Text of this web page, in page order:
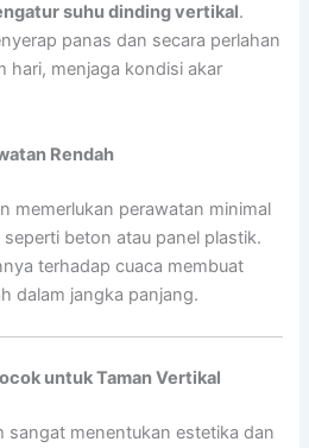
suhu dinding vertikal.
panas dan secara perlahan
hari, menjaga kondisi akar
Rendah
memerlukan perawatan minimal
beton atau panel plastik.
terhadap cuaca membuat
dalam jangka panjang.
untuk Taman Vertikal
sangat menentukan estetika dan